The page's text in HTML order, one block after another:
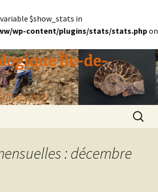
$show_stats in
wp-content/plugins/stats/stats.phpon
Île-de-
amis
: décembre